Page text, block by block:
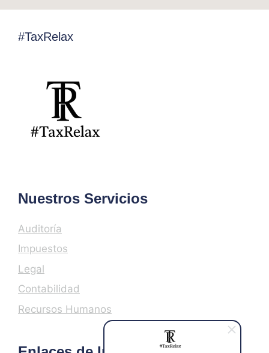
#TaxRelax
Nuestros Servicios
Auditoría
Impuestos
Legal
Contabilidad
Recursos Humanos